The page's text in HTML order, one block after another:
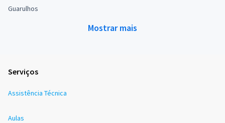
Guarulhos
Mostrar mais
Serviços
Assistência Técnica
Aulas